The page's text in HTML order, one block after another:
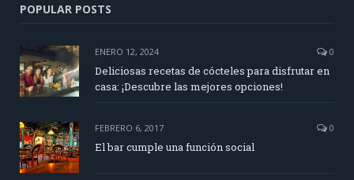
POPULAR POSTS
ENERO 12, 2024 0
Deliciosas recetas de cócteles para disfrutar en
casa: ¡Descubre las mejores opciones!
FEBRERO 6, 2017 0
El bar cumple una función social